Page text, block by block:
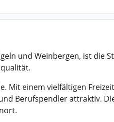
und Weinbergen, ist die
Mit einem vielfältigen
Berufspendler attraktiv.